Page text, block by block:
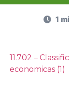
1
11.702 –
economicas (1)